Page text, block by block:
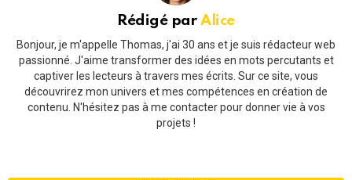
Rédigé parAlice
Bonjour, je m'appelle Thomas, j'ai 30 ans et je suis rédacteur web
passionné. J'aime transformer des idées en mots percutants et
captiver les lecteurs à travers mes écrits. Sur ce site, vous
découvrirez mon univers et mes compétences en création de
contenu. N'hésitez pas à me contacter pour donner vie à vos
projets !